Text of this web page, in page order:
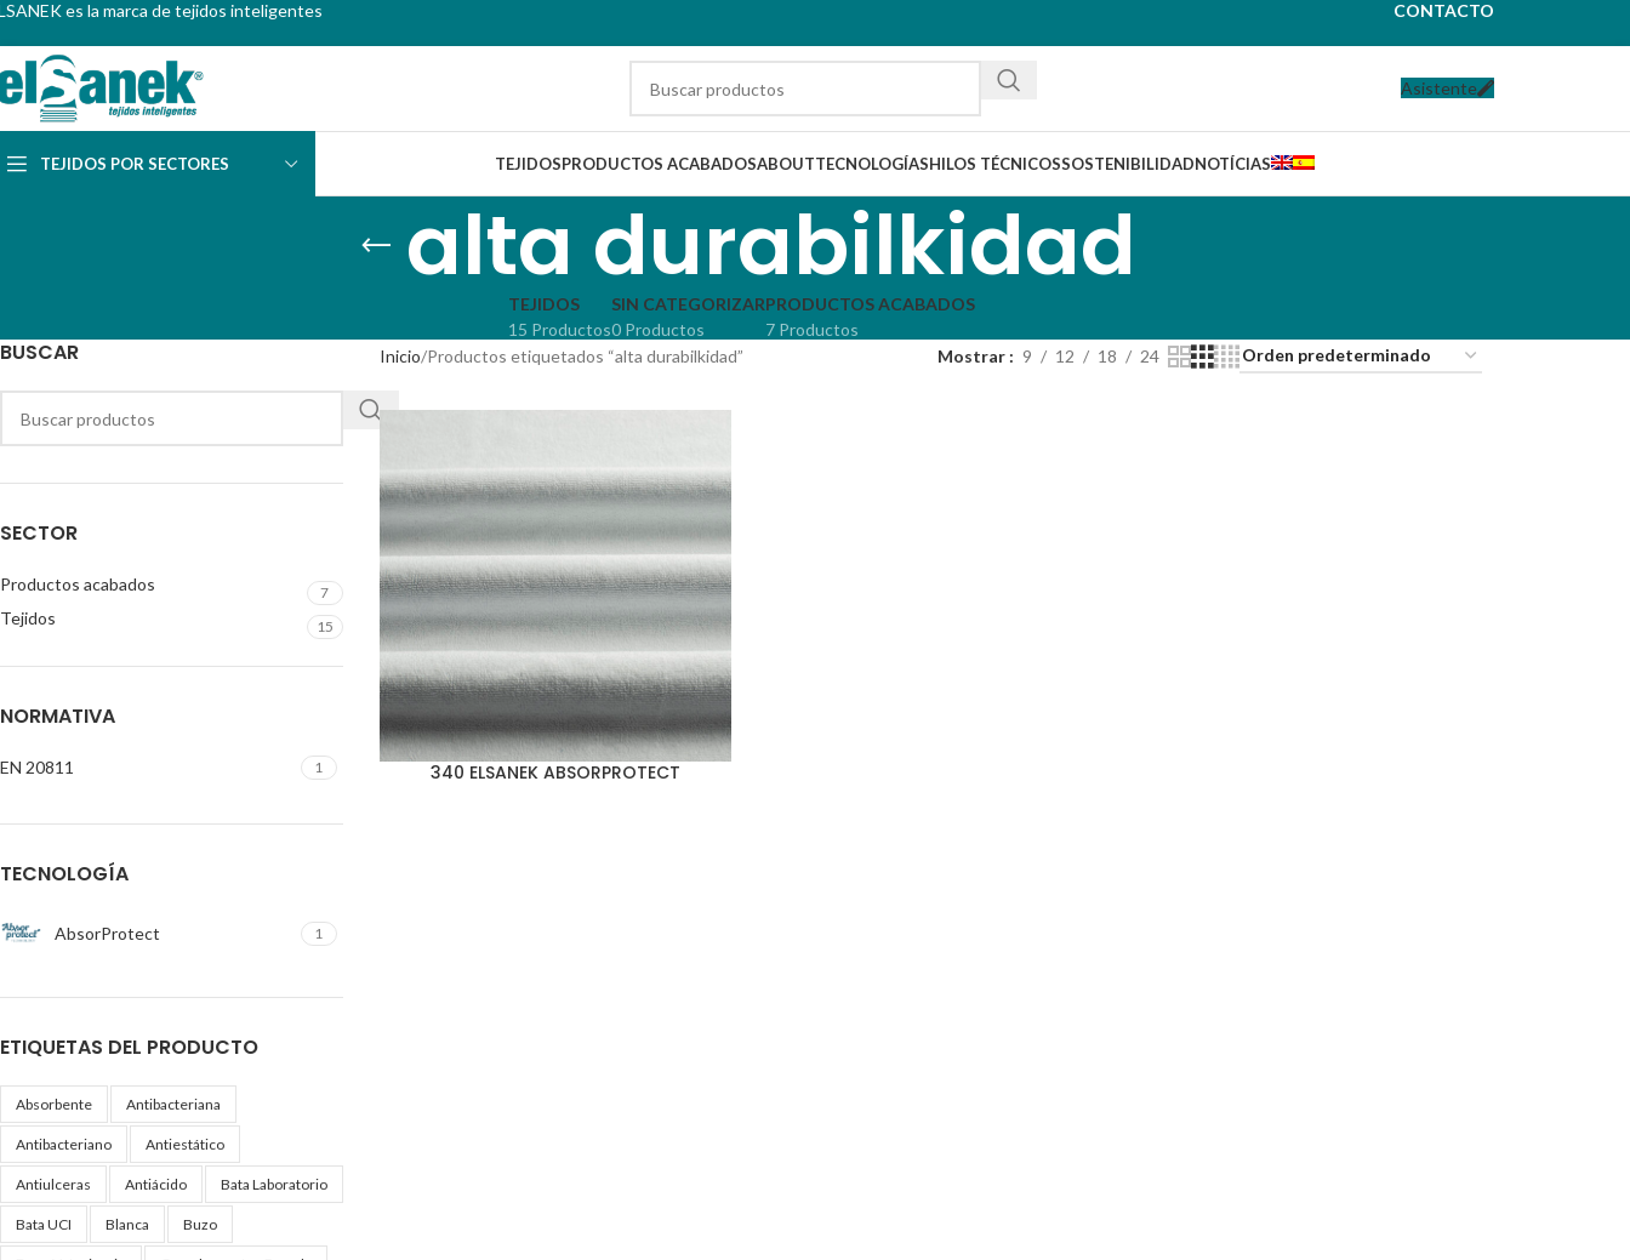
es la marca de tejidos inteligentes CONTACTO
Asistente
TEJIDOS POR SECTORES TEJIDOSPRODUCTOS ACABADOSABOUTTECNOLOGÍASHILOS TÉCNICOSSOSTENIBILIDADNOTÍCIAS
alta durabilkidad
TEJIDOS
15 Productos
SIN CATEGORIZAR
0 Productos
PRODUCTOS ACABADOS
7 Productos
BUSCAR
SECTOR
Productos acabados 7
Tejidos 15
NORMATIVA
EN 20811 1
TECNOLOGÍA
AbsorProtect 1
ETIQUETAS DEL PRODUCTO
Absorbente Antibacteriana
Antibacteriano Antiestático
Antiulceras Antiácido Bata Laboratorio
Bata UCI Blanca Buzo
Inicio Productos etiquetados “alta durabilkidad” Mostrar 9 12 18 24
340 ELSANEK ABSORPROTECT